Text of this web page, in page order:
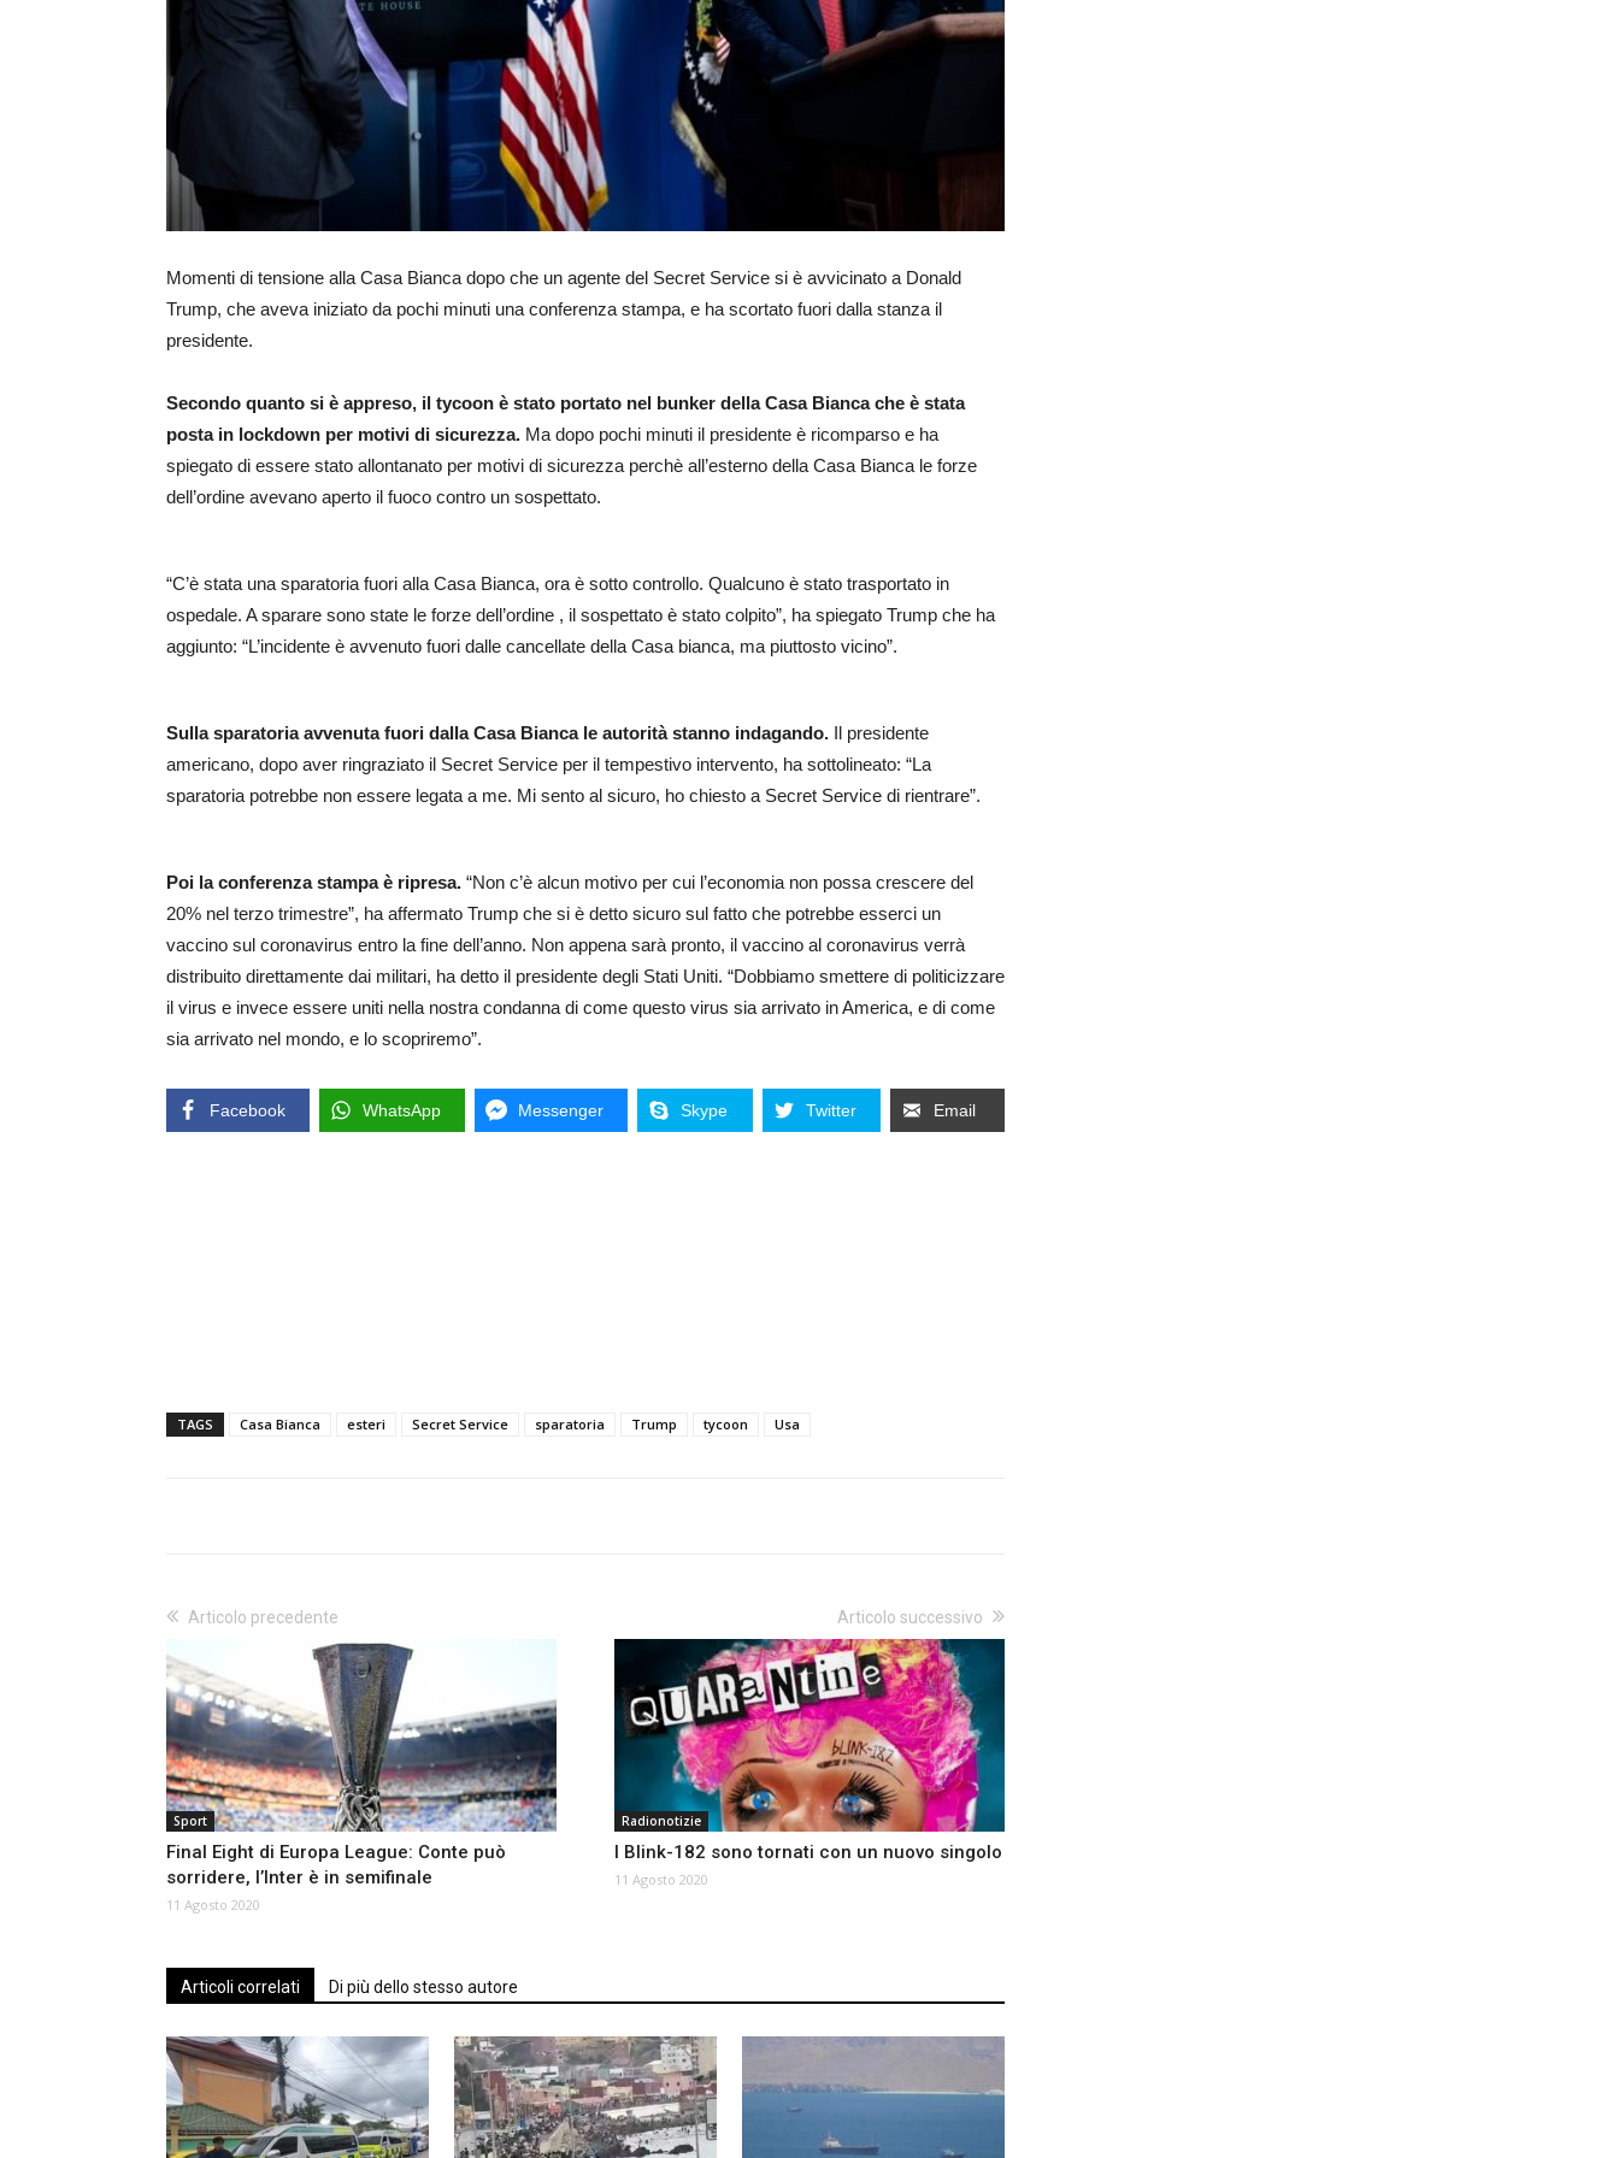
Momenti di tensione alla Casa Bianca dopo che un agente del Secret Service si è avvicinato a Donald
Trump, che aveva iniziato da pochi minuti una conferenza stampa, e ha scortato fuori dalla stanza il
presidente.
Secondo quanto si è appreso, il tycoon è stato portato nel bunker della Casa Bianca che è stata
posta in lockdown per motivi di sicurezza. Ma dopo pochi minuti il presidente è ricomparso e ha
spiegato di essere stato allontanato per motivi di sicurezza perchè all’esterno della Casa Bianca le forze
dell’ordine avevano aperto il fuoco contro un sospettato.
“C’è stata una sparatoria fuori alla Casa Bianca, ora è sotto controllo. Qualcuno è stato trasportato in
ospedale. A sparare sono state le forze dell’ordine , il sospettato è stato colpito”, ha spiegato Trump che ha
aggiunto: “L’incidente è avvenuto fuori dalle cancellate della Casa bianca, ma piuttosto vicino”.
Sulla sparatoria avvenuta fuori dalla Casa Bianca le autorità stanno indagando. Il presidente
americano, dopo aver ringraziato il Secret Service per il tempestivo intervento, ha sottolineato: “La
sparatoria potrebbe non essere legata a me. Mi sento al sicuro, ho chiesto a Secret Service di rientrare”.
Poi la conferenza stampa è ripresa. “Non c’è alcun motivo per cui l’economia non possa crescere del
20% nel terzo trimestre”, ha affermato Trump che si è detto sicuro sul fatto che potrebbe esserci un
vaccino sul coronavirus entro la fine dell’anno. Non appena sarà pronto, il vaccino al coronavirus verrà
distribuito direttamente dai militari, ha detto il presidente degli Stati Uniti. “Dobbiamo smettere di politicizzare
il virus e invece essere uniti nella nostra condanna di come questo virus sia arrivato in America, e di come
sia arrivato nel mondo, e lo scopriremo”.
Facebook WhatsApp Messenger Skype Twitter Email
TAGS Casa Bianca esteri Secret Service sparatoria Trump tycoon Usa
Articolo precedente
Sport
Final Eight di Europa League: Conte può
sorridere, l’Inter è in semifinale
11 Agosto 2020
Articolo successivo
Radionotizie
I Blink-182 sono tornati con un nuovo singolo
11 Agosto 2020
Articoli correlati Di più dello stesso autore